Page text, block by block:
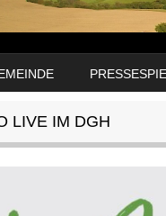
LIVE IM DGH